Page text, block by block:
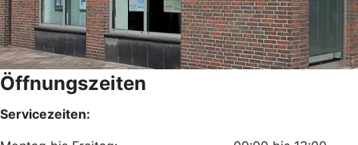
Öffnungszeiten
Servicezeiten: